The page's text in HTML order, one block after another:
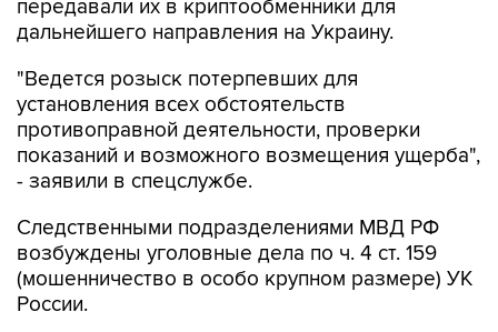
"Ведется розыск потерпевших для
противоправной деятельности, проверки
показаний и возможного возмещения ущерба",
- заявили в спецслужбе.
Следственными подразделениями МВД РФ
(мошенничество в особо крупном размере) УК
России.
"Сотрудникам криптообменника и курьерам